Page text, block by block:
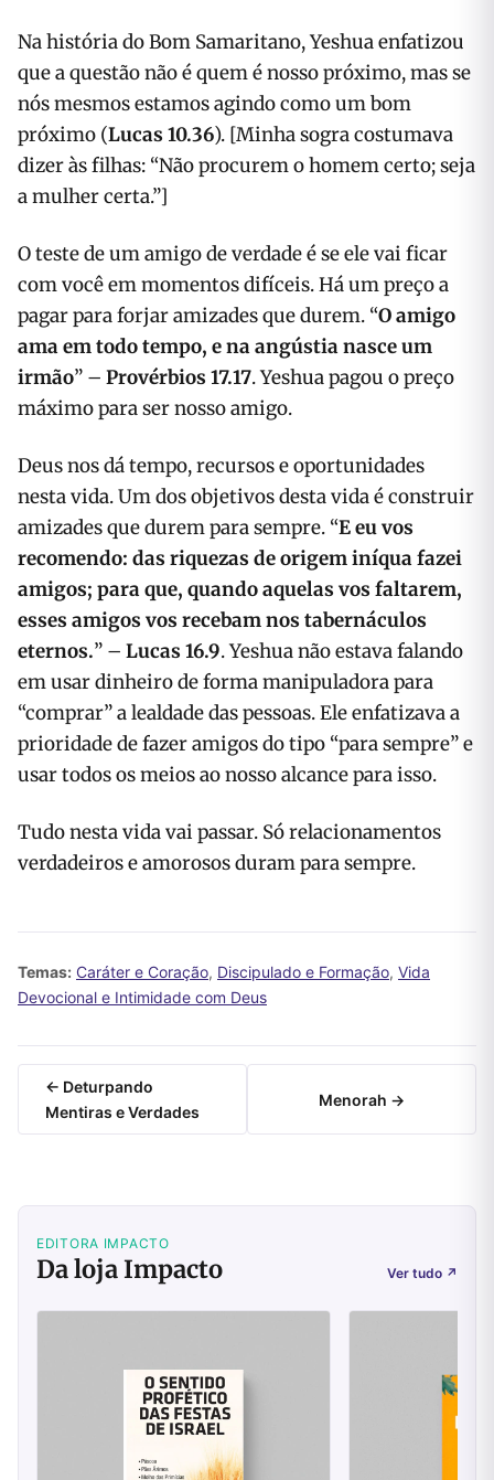
Na história do Bom Samaritano, Yeshua enfatizou
que a questão não é quem é nosso próximo, mas se
nós mesmos estamos agindo como um bom
próximo (Lucas 10.36). [Minha sogra costumava
dizer às filhas: “Não procurem o homem certo; seja
a mulher certa.”]
O teste de um amigo de verdade é se ele vai ficar
com você em momentos difíceis. Há um preço a
pagar para forjar amizades que durem. “O amigo
ama em todo tempo, e na angústia nasce um
irmão” – Provérbios 17.17. Yeshua pagou o preço
máximo para ser nosso amigo.
Deus nos dá tempo, recursos e oportunidades
nesta vida. Um dos objetivos desta vida é construir
amizades que durem para sempre. “E eu vos
recomendo: das riquezas de origem iníqua fazei
amigos; para que, quando aquelas vos faltarem,
esses amigos vos recebam nos tabernáculos
eternos.” – Lucas 16.9. Yeshua não estava falando
em usar dinheiro de forma manipuladora para
“comprar” a lealdade das pessoas. Ele enfatizava a
prioridade de fazer amigos do tipo “para sempre” e
usar todos os meios ao nosso alcance para isso.
Tudo nesta vida vai passar. Só relacionamentos
verdadeiros e amorosos duram para sempre.
Temas: Caráter e Coração, Discipulado e Formação, Vida
Devocional e Intimidade com Deus
← Deturpando
Mentiras e Verdades
Menorah →
EDITORA IMPACTO
Da loja Impacto Ver tudo ↗